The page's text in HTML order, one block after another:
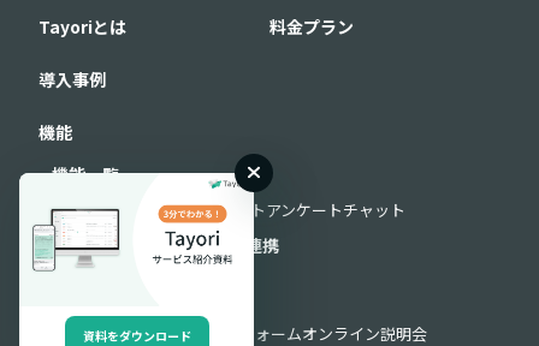
Tayoriとは 料金プラン
導入事例
機能
機能一覧
フォームFAQ AIチャットボットアンケートチャット
セキュリティ 外部連携API連携
よくある質問お問い合わせフォームオンライン説明会
資料をダウンロード